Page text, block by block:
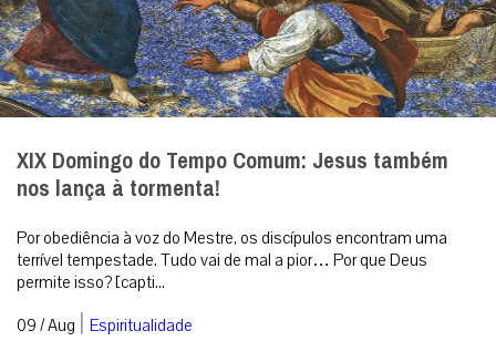
XIX Domingo do Tempo Comum: Jesus também
nos lança à tormenta!
Por obediência à voz do Mestre, os discípulos encontram uma
terrível tempestade. Tudo vai de mal a pior… Por que Deus
permite isso? [capti...
09 / Aug | Espiritualidade